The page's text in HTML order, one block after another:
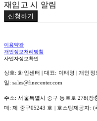
재입고 시 알림
신청하기
이용약관
개인정보처리방침
사업자정보확인
상호: 화인센터 | 대표: 이태영 | 개인
일: sales@finecenter.com
주소: 서울특별시 중구 동호로 278(
매:제 중구05243 호 | 호스팅제공자: (